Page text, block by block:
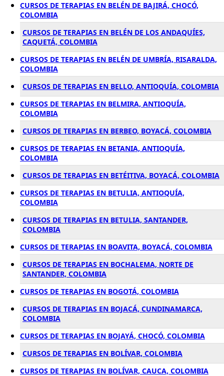
CURSOS DE TERAPIAS EN BELÉN DE BAJIRÁ, CHOCÓ,
COLOMBIA
CURSOS DE TERAPIAS EN BELÉN DE LOS ANDAQUÍES,
CAQUETÁ, COLOMBIA
CURSOS DE TERAPIAS EN BELÉN DE UMBRÍA, RISARALDA,
COLOMBIA
CURSOS DE TERAPIAS EN BELLO, ANTIOQUÍA, COLOMBIA
CURSOS DE TERAPIAS EN BELMIRA, ANTIOQUÍA,
COLOMBIA
CURSOS DE TERAPIAS EN BERBEO, BOYACÁ, COLOMBIA
CURSOS DE TERAPIAS EN BETANIA, ANTIOQUÍA,
COLOMBIA
CURSOS DE TERAPIAS EN BETÉITIVA, BOYACÁ, COLOMBIA
CURSOS DE TERAPIAS EN BETULIA, ANTIOQUÍA,
COLOMBIA
CURSOS DE TERAPIAS EN BETULIA, SANTANDER,
COLOMBIA
CURSOS DE TERAPIAS EN BOAVITA, BOYACÁ, COLOMBIA
CURSOS DE TERAPIAS EN BOCHALEMA, NORTE DE
SANTANDER, COLOMBIA
CURSOS DE TERAPIAS EN BOGOTÁ, COLOMBIA
CURSOS DE TERAPIAS EN BOJACÁ, CUNDINAMARCA,
COLOMBIA
CURSOS DE TERAPIAS EN BOJAYÁ, CHOCÓ, COLOMBIA
CURSOS DE TERAPIAS EN BOLÍVAR, COLOMBIA
CURSOS DE TERAPIAS EN BOLÍVAR, CAUCA, COLOMBIA